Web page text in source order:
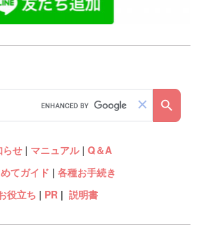
らせ| マニュアル| Q＆A
てガイド | 各種お手続き
役立ち | PR| 説明書